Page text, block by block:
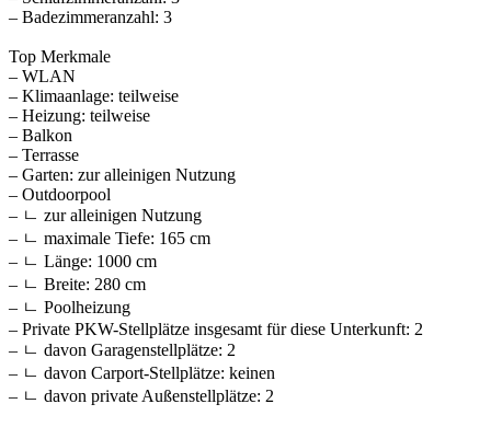
– Badezimmeranzahl: 3
Top Merkmale
– WLAN
– Klimaanlage: teilweise
– Heizung: teilweise
– Balkon
– Terrasse
– Garten: zur alleinigen Nutzung
– Outdoorpool
– ㄴ zur alleinigen Nutzung
– ㄴ maximale Tiefe: 165 cm
– ㄴ Länge: 1000 cm
– ㄴ Breite: 280 cm
– ㄴ Poolheizung
– Private PKW-Stellplätze insgesamt für diese Unterkunft: 2
– ㄴ davon Garagenstellplätze: 2
– ㄴ davon Carport-Stellplätze: keinen
– ㄴ davon private Außen­stellplätze: 2